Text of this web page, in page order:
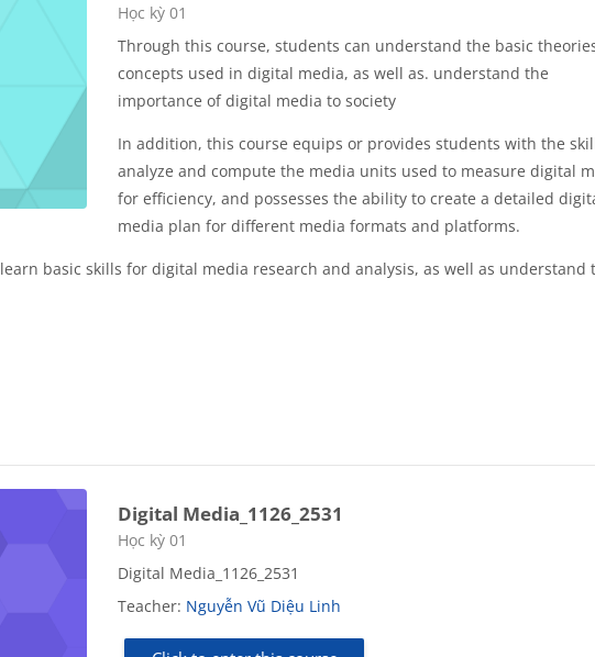
Course category
Học kỳ 01
Through this course, students can understand the basic
concepts used in digital media, as well as. understand the
importance of digital media to society
In addition, this courseequips or provides students with the
analyzeandcompute the media units used to measure digital
for efficiency, and possesses the abilityto create a detailed
media plan for different media formats and platforms.
learn basic skills for digital media research and analysis, as well as understand
Digital Media_1126_2531
Course category
Học kỳ 01
Digital Media_1126_2531
Teacher: Nguyễn Vũ Diệu Linh